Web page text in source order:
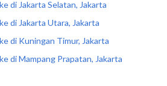
di Jakarta Selatan, Jakarta
di Jakarta Utara, Jakarta
di Kuningan Timur, Jakarta
di Mampang Prapatan, Jakarta